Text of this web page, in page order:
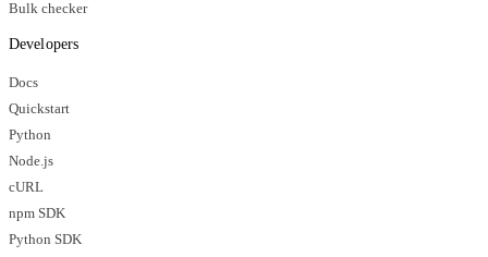
Bulk checker
Developers
Docs
Quickstart
Python
Node.js
cURL
npm SDK
Python SDK